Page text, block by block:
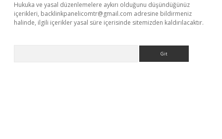
Hukuka ve yasal düzenlemelere aykırı olduğunu düşündüğünüz
içerikleri, backlinkpanelicomtr@gmail.com adresine bildirmeniz
halinde, ilgili içerikler yasal süre içerisinde sitemizden kaldırılacaktır.